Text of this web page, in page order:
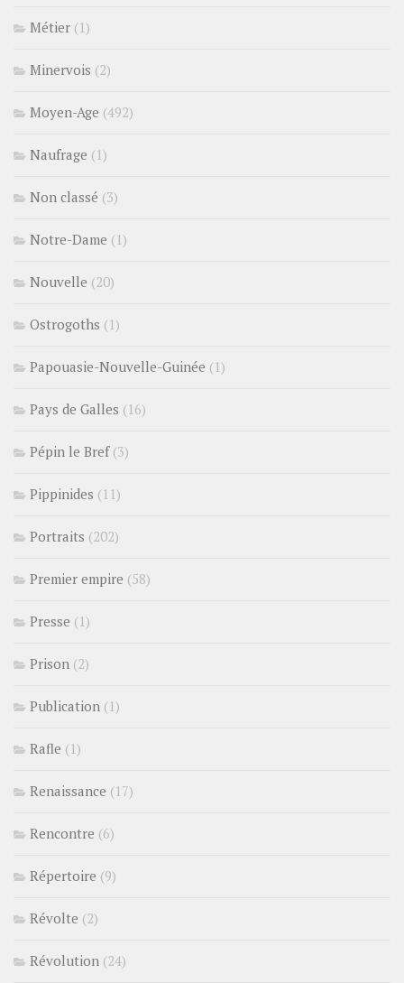
Métier (1)
Minervois (2)
Moyen-Age (492)
Naufrage (1)
Non classé (3)
Notre-Dame (1)
Nouvelle (20)
Ostrogoths (1)
Papouasie-Nouvelle-Guinée (1)
Pays de Galles (16)
Pépin le Bref(3)
Pippinides (11)
Portraits (202)
Premier empire (58)
Presse (1)
Prison (2)
Publication (1)
Rafle (1)
Renaissance (17)
Rencontre (6)
Répertoire (9)
Révolte (2)
Révolution (24)